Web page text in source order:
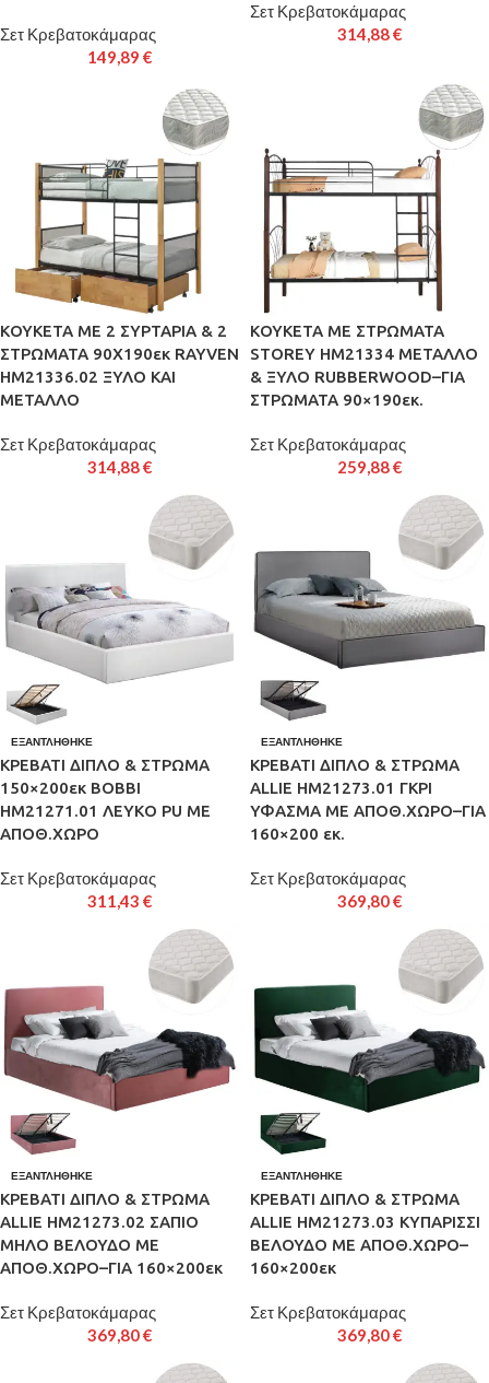
Σετ Κρεβατοκάμαρας
149,89 €
Σετ Κρεβατοκάμαρας
314,88€
ΚΟΥΚΕΤΑ ΜΕ 2 ΣΥΡΤΑΡΙΑ & 2
ΣΤΡΩΜΑΤΑ 90X190εκ RAYVEN
HM21336.02 ΞΥΛΟ ΚΑΙ
ΜΕΤΑΛΛΟ
Σετ Κρεβατοκάμαρας
314,88€
ΚΟΥΚΕΤΑ ΜΕ ΣΤΡΩΜΑΤΑ
STOREY HM21334 ΜΕΤΑΛΛΟ
& ΞΥΛΟ RUBBERWOOD–ΓΙΑ
ΣΤΡΩΜΑΤΑ 90×190εκ.
Σετ Κρεβατοκάμαρας
259,88€
ΕΞΑΝΤΛΉΘΗΚΕ
ΚΡΕΒΑΤΙ ΔΙΠΛΟ & ΣΤΡΩΜΑ
150×200εκ BOBBI
HM21271.01 ΛΕΥΚΟ PU ΜΕ
ΑΠΟΘ.ΧΩΡΟ
Σετ Κρεβατοκάμαρας
311,43 €
ΕΞΑΝΤΛΉΘΗΚΕ
ΚΡΕΒΑΤΙ ΔΙΠΛΟ & ΣΤΡΩΜΑ
ALLIE HM21273.01 ΓΚΡΙ
ΥΦΑΣΜΑ ΜΕ ΑΠΟΘ.ΧΩΡΟ–ΓΙΑ
160×200 εκ.
Σετ Κρεβατοκάμαρας
369,80€
ΕΞΑΝΤΛΉΘΗΚΕ
ΚΡΕΒΑΤΙ ΔΙΠΛΟ & ΣΤΡΩΜΑ
ALLIE HM21273.02 ΣΑΠΙΟ
ΜΗΛΟ ΒΕΛΟΥΔΟ ΜΕ
ΑΠΟΘ.ΧΩΡΟ–ΓΙΑ 160×200εκ
Σετ Κρεβατοκάμαρας
369,80€
ΕΞΑΝΤΛΉΘΗΚΕ
ΚΡΕΒΑΤΙ ΔΙΠΛΟ & ΣΤΡΩΜΑ
ALLIE HM21273.03 ΚΥΠΑΡΙΣΣΙ
ΒΕΛΟΥΔΟ ΜΕ ΑΠΟΘ.ΧΩΡΟ–
160×200εκ
Σετ Κρεβατοκάμαρας
369,80€